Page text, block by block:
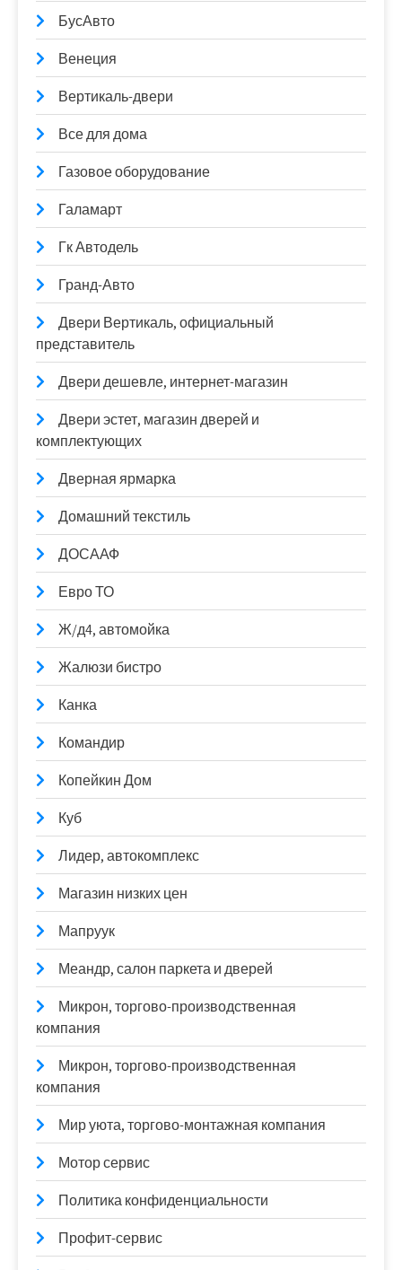
БусАвто
Венеция
Вертикаль-двери
Все для дома
Газовое оборудование
Галамарт
Гк Автодель
Гранд-Авто
Двери Вертикаль, официальный
представитель
Двери дешевле, интернет-магазин
Двери эстет, магазин дверей и
комплектующих
Дверная ярмарка
Домашний текстиль
ДОСААФ
Евро ТО
Ж/д4, автомойка
Жалюзи бистро
Канка
Командир
Копейкин Дом
Куб
Лидер, автокомплекс
Магазин низких цен
Мапруук
Меандр, салон паркета и дверей
Микрон, торгово-производственная
компания
Микрон, торгово-производственная
компания
Мир уюта, торгово-монтажная компания
Мотор сервис
Политика конфиденциальности
Профит-сервис